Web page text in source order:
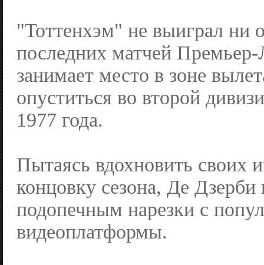
"Тоттенхэм" не выиграл ни
последних матчей Премьер-
занимает место в зоне
опуститься во второй
1977 года.
Пытаясь вдохновить своих
концовку сезона, Де Дзерби
подопечным нарезки с
видеоплатформы.